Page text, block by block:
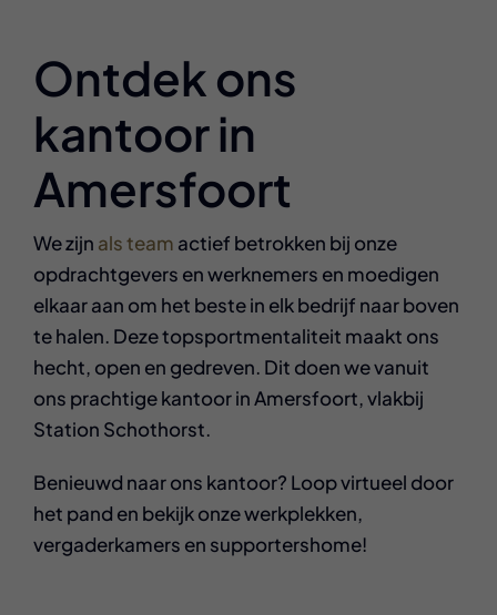
Ontdek ons
kantoor in
Amersfoort
We zijn als team actief betrokken bij onze
opdrachtgevers en werknemers en moedigen
elkaar aan om het beste in elk bedrijf naar boven
te halen. Deze topsportmentaliteit maakt ons
hecht, open en gedreven. Dit doen we vanuit
ons prachtige kantoor in Amersfoort, vlakbij
Station Schothorst.
Benieuwd naar ons kantoor? Loop virtueel door
het pand en bekijk onze werkplekken,
vergaderkamers en supportershome!